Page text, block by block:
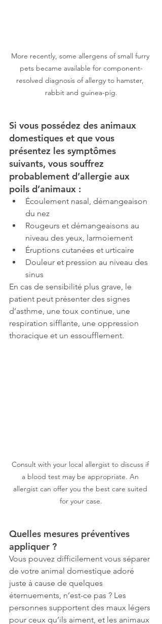
More recently, some allergens of small furry
pets became available for component-
resolved diagnosis of allergy to hamster,
rabbit and guinea-pig.
Si vous possédez des animaux
domestiques et que vous
présentez les symptômes
suivants, vous souffrez
probablement d’allergie aux
poils d’animaux :
Écoulement nasal, démangeaison
du nez
Rougeurs et démangeaisons au
niveau des yeux, larmoiement
Éruptions cutanées et urticaire
Douleur et pression au niveau des
sinus
En cas de sensibilité plus grave, le
patient peut présenter des signes
d’asthme, une toux continue, une
respiration sifflante, une oppression
thoracique et un essoufflement.
Consult with your local allergist to discuss if
a blood test may be appropriate. An
allergist can offer you the best care suited
for your case.
Quelles mesures préventives
appliquer ?
Vous pouvez difficilement vous séparer
de votre animal domestique adoré
juste à cause de quelques
éternuements, n’est-ce pas ? Les
personnes supportent des maux légers
pour ceux qu’ils aiment, et les animaux